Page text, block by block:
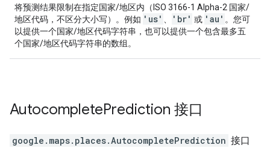
将预测结果限制在指定国家/地区内（ISO 3166-1 Alpha-2 国家/
地区代码，不区分大小写）。例如 'us' 'br' 或 'au' 。您可
以提供一个国家/地区代码字符串，也可以提供一个包含最多五
个国家/地区代码字符串的数组。
AutocompletePrediction 接口
google.maps.places.AutocompletePrediction 接口